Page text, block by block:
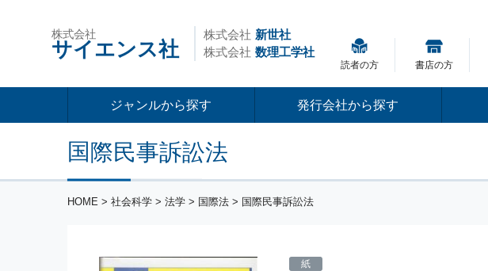
株式会社
サイエンス社
株式会社 新世社
株式会社 数理工学社
読者の方 書店の方
ジャンルから探す 発行会社から探す
国際民事訴訟法
HOME > 社会科学 > 法学 > 国際法 > 国際民事訴訟法
紙